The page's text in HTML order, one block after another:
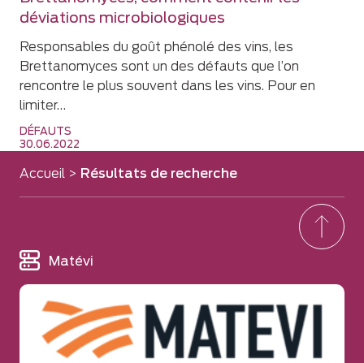
déviations microbiologiques
DÉFAUTS
30.06.2022
Responsables du goût phénolé des vins, les
Brettanomyces sont un des défauts que l’on
rencontre le plus souvent dans les vins. Pour en
limiter…
Accueil > Résultats de recherche
Matévi